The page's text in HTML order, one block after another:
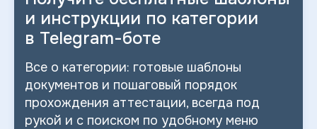
и инструкции по категории
в Telegram-боте
Все о категории: готовые шаблоны
документов и пошаговый порядок
прохождения аттестации, всегда под
рукой и с поиском по удобному меню